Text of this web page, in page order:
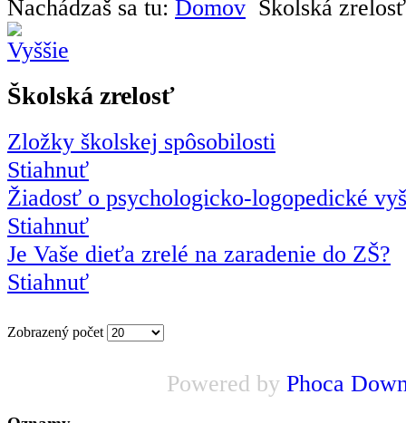
Nachádzaš sa tu: Domov Školská zrelosť
Školská zrelosť
Zložky školskej spôsobilosti
Stiahnuť
Žiadosť o psychologicko-logopedické
Stiahnuť
Je Vaše dieťa zrelé na zaradenie do ZŠ?
Stiahnuť
Zobrazený počet
Powered by Phoca